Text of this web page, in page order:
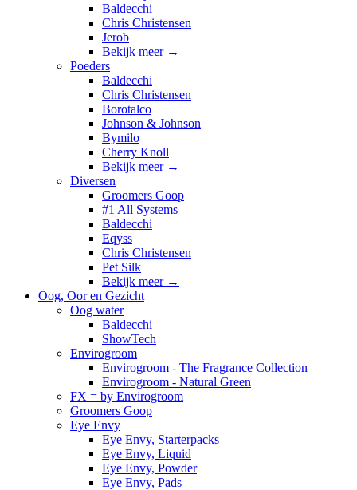
Baldecchi
Chris Christensen
Jerob
Bekijk meer →
Poeders
Baldecchi
Chris Christensen
Borotalco
Johnson & Johnson
Bymilo
Cherry Knoll
Bekijk meer →
Diversen
Groomers Goop
#1 All Systems
Baldecchi
Eqyss
Chris Christensen
Pet Silk
Bekijk meer →
Oog, Oor en Gezicht
Oog water
Baldecchi
ShowTech
Envirogroom
Envirogroom - The Fragrance Collection
Envirogroom - Natural Green
FX = by Envirogroom
Groomers Goop
Eye Envy
Eye Envy, Starterpacks
Eye Envy, Liquid
Eye Envy, Powder
Eye Envy, Pads